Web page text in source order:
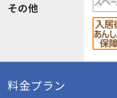
その他
料金プラン